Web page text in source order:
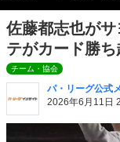
佐藤都志也が
テがカード勝ち
チーム・協会
パ・リーグ公式
2026年6月11日